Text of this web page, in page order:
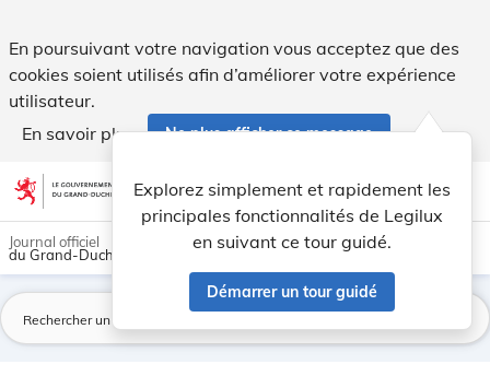
En poursuivant votre navigation vous acceptez que des
cookies soient utilisés afin d’améliorer votre expérience
utilisateur.
En savoir plus
Ne plus afficher ce message
Aller au contenu account_circle help Aide
Explorez simplement et rapidement les
principales fonctionnalités de Legilux
en suivant ce tour guidé.
Démarrer un tour guidé
light_mode dark_mode
Journal officiel
du Grand-Duché de Luxembourg